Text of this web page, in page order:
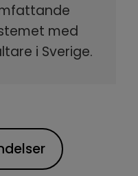
med
i Sverige.